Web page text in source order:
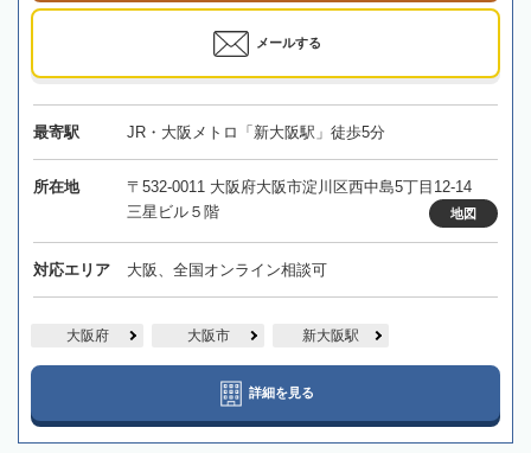
メールする
最寄駅 JR・大阪メトロ「新大阪駅」徒歩5分
所在地
〒532-0011 大阪府大阪市淀川区西中島5丁目12-14
三星ビル５階
地図
対応エリア 大阪、全国オンライン相談可
大阪府 大阪市 新大阪駅
詳細を見る